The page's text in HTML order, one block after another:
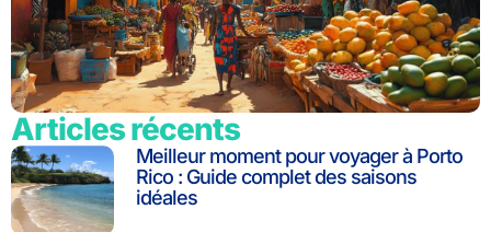
Articles récents
Meilleur moment pour voyager à Porto
Rico : Guide complet des saisons
idéales